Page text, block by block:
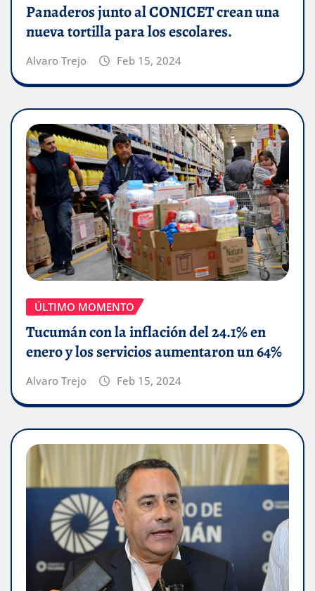
Panaderos junto al CONICET crean una
nueva tortilla para los escolares.
Alvaro Trejo Feb 15, 2024
ÚLTIMO MOMENTO
Tucumán con la inflación del 24.1% en
enero y los servicios aumentaron un 64%
Alvaro Trejo Feb 15, 2024